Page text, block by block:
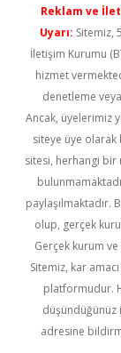
Reklam ve
Uyarı: Sitemiz,
İletişim Kurumu
hizmet
denetleme
Ancak, üyelerimiz
siteye üye olarak
sitesi, herhangi bir
paylaşılmaktadır.
olup, gerçek
Gerçek kurum
Sitemiz, kar
platformudur.
düşündüğünüz
adresine